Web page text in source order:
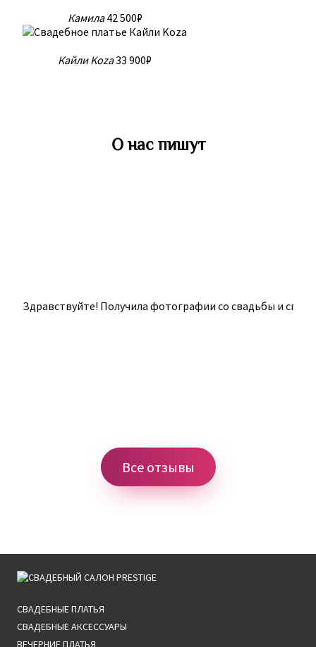
Камила 42 500₽
Кайли Koza33 900₽
О нас пишут
Здравствуйте! Получила фотографии со свадьбы и
Все отзывы
СВАДЕБНЫЕ ПЛАТЬЯ
СВАДЕБНЫЕ АКСЕССУАРЫ
ВЕЧЕРНИЕ ПЛАТЬЯ